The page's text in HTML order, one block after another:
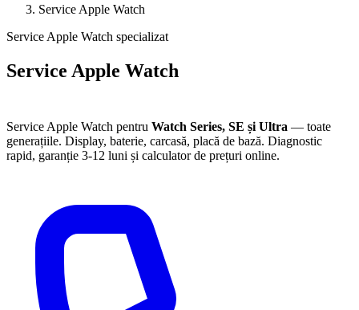
Service Apple Watch
Service Apple Watch specializat
Service Apple Watch
Service Apple Watch pentru Watch Series, SE și Ultra — toate
generațiile. Display, baterie, carcasă, placă de bază. Diagnostic
rapid, garanție 3-12 luni și calculator de prețuri online.